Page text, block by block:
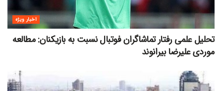
اخبار ویژه
تحلیل علمی رفتار تماشاگران فوتبال نسبت به بازیکنان: مطالعه
موردی علیرضا بیرانوند